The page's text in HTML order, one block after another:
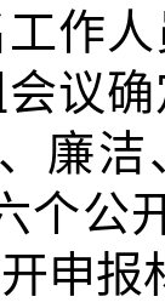
作
议
廉
个公
申